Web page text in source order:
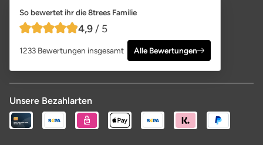
So bewertet ihr die 8trees Familie
4,9 von 5 Sternen
4,9 / 5
1233 Bewertungen insgesamt Alle Bewertungen
Unsere Bezahlarten